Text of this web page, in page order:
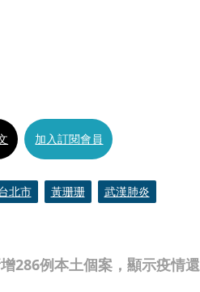
286例本土個案，顯示疫情
加入訂閱會員
北市 黃珊珊 武漢肺炎